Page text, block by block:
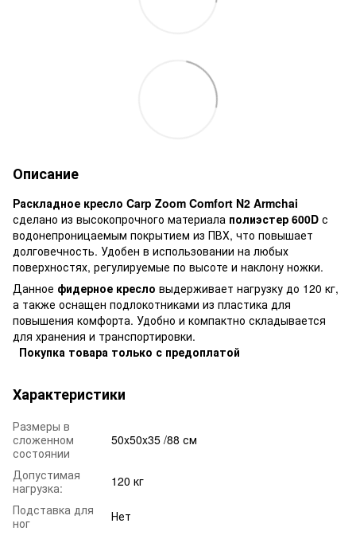
Описание
Раскладное кресло Carp Zoom Comfort N2 Armchai
сделано из высокопрочного материала полиэстер 600D с
водонепроницаемым покрытием из ПВХ, что повышает
долговечность. Удобен в использовании на любых
поверхностях, регулируемые по высоте и наклону ножки.
Данное фидерное кресло выдерживает нагрузку до 120 кг,
а также оснащен подлокотниками из пластика для
повышения комфорта. Удобно и компактно складывается
для хранения и транспортировки.
Покупка товара только с предоплатой
Характеристики
Размеры в
сложенном
состоянии
50x50x35 /88 см
Допустимая
нагрузка:
120 кг
Подставка для
ног
Нет